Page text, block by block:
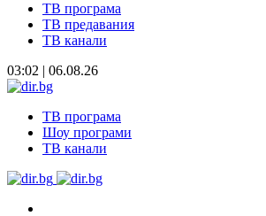
ТВ програма
ТВ предавания
ТВ канали
03:02 | 06.08.26
ТВ програма
Шоу програми
ТВ канали